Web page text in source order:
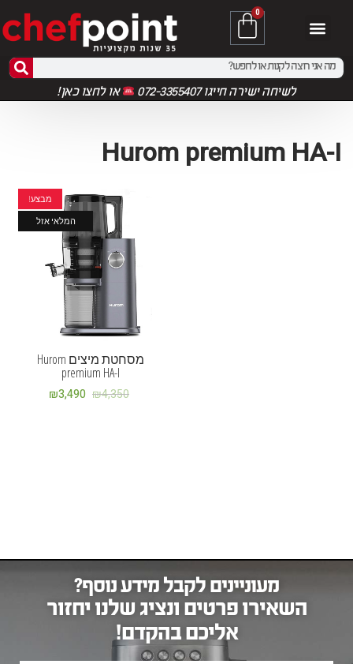
0
לשיחה ישירה חייגו 072-3355407 אולחצו כאן!
Hurom premium HA-I
מבצע!
המלאי אזל
מסחטת מיצים Hurom
premium HA-I
₪4,350
₪3,490
מעוניינים לקבל מידע נוסף?
השאירו פרטים ונציג שלנו יחזור
אליכם בהקדם!